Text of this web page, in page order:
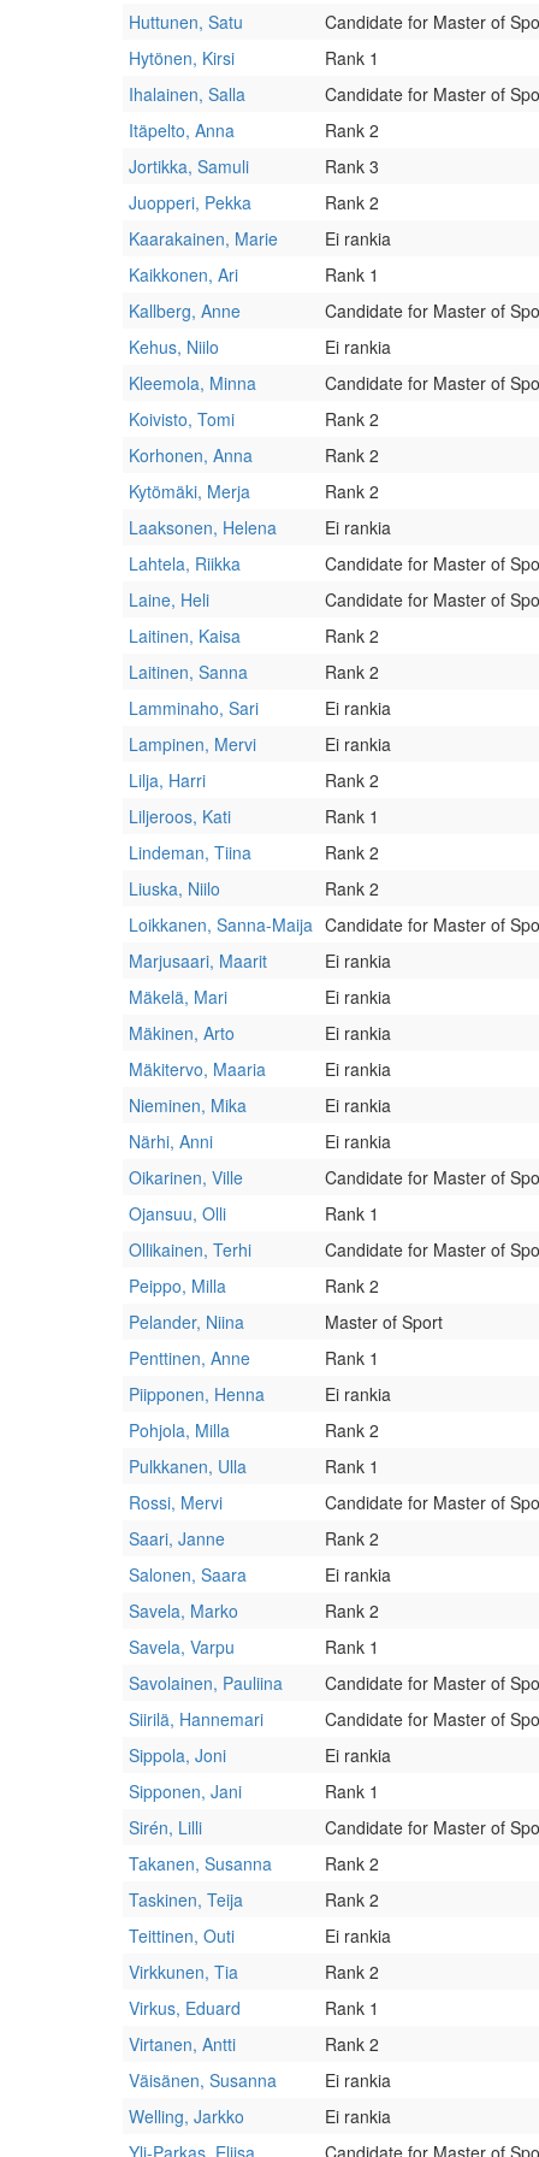
Huttunen, Satu
Candidate for Master of
Hytönen, Kirsi
Rank 1
Ihalainen, Salla
Candidate for Master of
Itäpelto, Anna
Rank 2
Jortikka, Samuli
Rank 3
Juopperi, Pekka
Rank 2
Kaarakainen, Marie
Ei rankia
Kaikkonen, Ari
Rank 1
Kallberg, Anne
Candidate for Master of
Kehus, Niilo
Ei rankia
Kleemola, Minna
Candidate for Master of
Koivisto, Tomi
Rank 2
Korhonen, Anna
Rank 2
Kytömäki, Merja
Rank 2
Laaksonen, Helena
Ei rankia
Lahtela, Riikka
Candidate for Master of
Laine, Heli
Candidate for Master of
Laitinen, Kaisa
Rank 2
Laitinen, Sanna
Rank 2
Lamminaho, Sari
Ei rankia
Lampinen, Mervi
Ei rankia
Lilja, Harri
Rank 2
Liljeroos, Kati
Rank 1
Lindeman, Tiina
Rank 2
Liuska, Niilo
Rank 2
Loikkanen, Sanna-Maija Candidate for Master of
Marjusaari, Maarit
Ei rankia
Mäkelä, Mari
Ei rankia
Mäkinen, Arto
Ei rankia
Mäkitervo, Maaria
Ei rankia
Nieminen, Mika
Ei rankia
Närhi, Anni
Ei rankia
Oikarinen, Ville
Candidate for Master of
Ojansuu, Olli
Rank 1
Ollikainen, Terhi
Candidate for Master of
Peippo, Milla
Rank 2
Pelander, Niina
Master of Sport
Penttinen, Anne
Rank 1
Piipponen, Henna
Ei rankia
Pohjola, Milla
Rank 2
Pulkkanen, Ulla
Rank 1
Rossi, Mervi
Candidate for Master of
Saari, Janne
Rank 2
Salonen, Saara
Ei rankia
Savela, Marko
Rank 2
Savela, Varpu
Rank 1
Savolainen, Pauliina
Candidate for Master of
Siirilä, Hannemari
Candidate for Master of
Sippola, Joni
Ei rankia
Sipponen, Jani
Rank 1
Sirén, Lilli
Candidate for Master of
Takanen, Susanna
Rank 2
Taskinen, Teija
Rank 2
Teittinen, Outi
Ei rankia
Virkkunen, Tia
Rank 2
Virkus, Eduard
Rank 1
Virtanen, Antti
Rank 2
Väisänen, Susanna
Ei rankia
Welling, Jarkko
Ei rankia
Yli-Parkas, Eliisa
Candidate for Master of